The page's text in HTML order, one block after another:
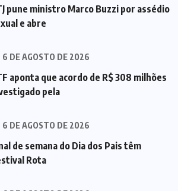
pune ministro Marco Buzzi por assédio
e abre
6 DE AGOSTO DE 2026
aponta que acordo de R$ 308 milhões
pela
6 DE AGOSTO DE 2026
de semana do Dia dos Pais têm
Rota